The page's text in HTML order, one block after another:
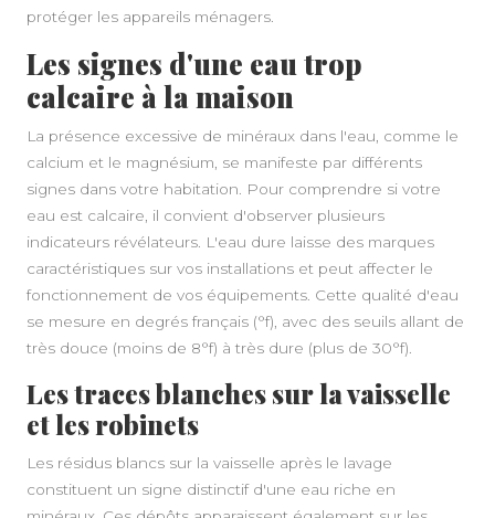
protéger les appareils ménagers.
Les signes d'une eau trop
calcaire à la maison
La présence excessive de minéraux dans l'eau, comme le
calcium et le magnésium, se manifeste par différents
signes dans votre habitation. Pour comprendre si votre
eau est calcaire, il convient d'observer plusieurs
indicateurs révélateurs. L'eau dure laisse des marques
caractéristiques sur vos installations et peut affecter le
fonctionnement de vos équipements. Cette qualité d'eau
se mesure en degrés français (°f), avec des seuils allant de
très douce (moins de 8°f) à très dure (plus de 30°f).
Les traces blanches sur la vaisselle
et les robinets
Les résidus blancs sur la vaisselle après le lavage
constituent un signe distinctif d'une eau riche en